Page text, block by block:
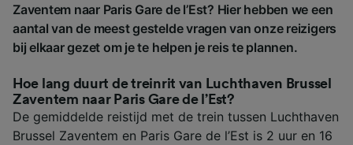
Zaventem naar Paris Gare de l’Est? Hier hebben we een
aantal van de meest gestelde vragen van onze reizigers
bij elkaar gezet om je te helpen je reis te plannen.
Hoe lang duurt de treinrit van Luchthaven Brussel
Zaventem naar Paris Gare de l’Est?
De gemiddelde reistijd met de trein tussen Luchthaven
Brussel Zaventem en Paris Gare de l’Est is 2 uur en 16